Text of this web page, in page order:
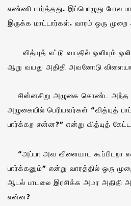
எண்ணி பார்த்தது. இப்பொழுது போல
இருக்க மாட்டார்கள். வாரம் ஒரு
வித்யுத் எட்டு வயதில் ஒளியும்
ஆறு வயது அதிதி அவனோடு
சின்னசிறு அழுகை கொண்ட அந்த
அழுகையில் பெரியவர்கள் “வித்யுத்
பார்க்கற என்ன?” என்று வித்யுத்
“அப்பா அவ விளையாட கூப்பிடறா
பார்க்கனும்” என்று வாரத்தில் ஒரு
ஆடல் பாடலை இரசிக்க அமர அதிதி
என்ன?